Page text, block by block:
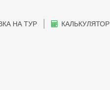
НА ТУР КАЛЬКУЛЯТОР